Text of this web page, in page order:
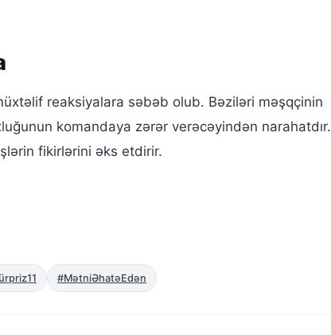
reaksiyalara səbəb olub. Bəziləri məşqçinin
komandaya zərər verəcəyindən narahatdır.
fikirlərini əks etdirir.
#MətniƏhatəEdən